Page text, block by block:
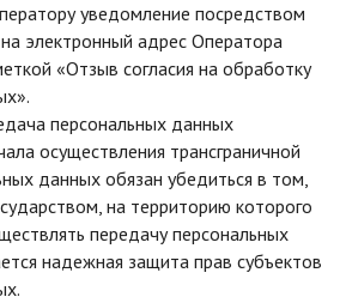
уведомление посредством
электронный адрес Оператора
«Отзыв согласия на обработку
персональных данных
осуществления трансграничной
данных обязан убедиться в том,
на территорию которого
передачу персональных
надежная защита прав субъектов